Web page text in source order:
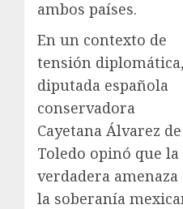
ambos países.
En un contexto de
tensión
diputada española
conservadora
Cayetana Álvarez de
Toledo opinó que la
verdadera amenaza
la soberanía